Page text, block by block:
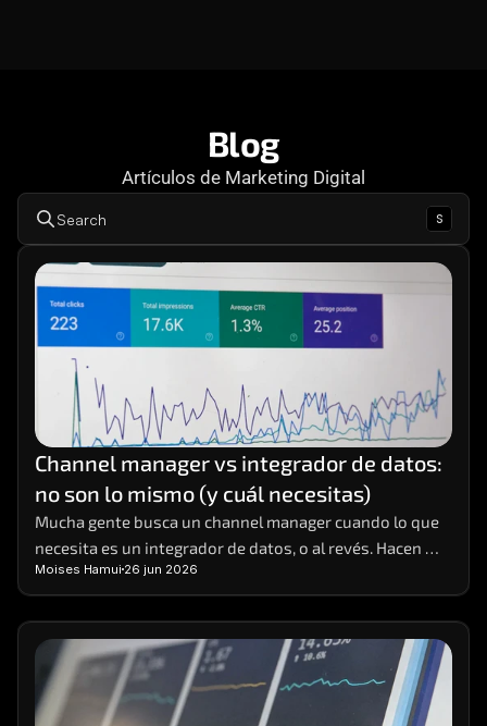
MHA Intelligence
Google Ads
Facebook Ads
Desarrollo Web
Automatización
Email marketing
COMMUNITY
RESOURCES
Blog
Careers
Docs
About
Blog
Artículos de Marketing Digital
Search s
Channel manager vs integrador de datos:
no son lo mismo (y cuál necesitas)
Mucha gente busca un channel manager cuando lo que
necesita es un integrador de datos, o al revés. Hacen
cosas distintas; aquí está la diferencia y cómo elegir.
Moises Hamui 26 jun 2026